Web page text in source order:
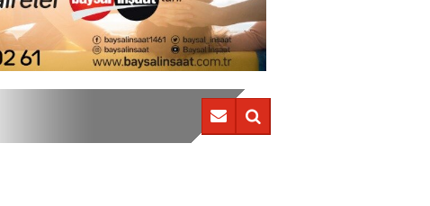
Trabzonspor ile anılan Bahaddin Güneş konuştu!